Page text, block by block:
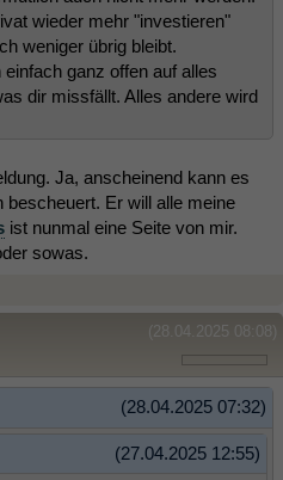
wieder mehr "investieren"
weniger übrig bleibt.
ganz offen auf alles
dir missfällt. Alles andere wird
Ja, anscheinend kann es
bescheuert. Er will alle meine
ist nunmal eine Seite von mir.
sowas.
(28.04.2025 08:08)
(28.04.2025 07:32)
(27.04.2025 12:55)